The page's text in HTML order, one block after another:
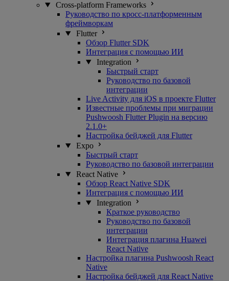
Cross-platform Frameworks
Руководство по кросс-платформенным
фреймворкам
Flutter
Обзор Flutter SDK
Интеграция с помощью ИИ
Integration
Быстрый старт
Руководство по базовой
интеграции
Live Activity для iOS в проекте Flutter
Известные проблемы при миграции
Pushwoosh Flutter Plugin на версию
2.1.0+
Настройка бейджей для Flutter
Expo
Быстрый старт
Руководство по базовой интеграции
React Native
Обзор React Native SDK
Интеграция с помощью ИИ
Integration
Краткое руководство
Руководство по базовой
интеграции
Интеграция плагина Huawei
React Native
Настройка плагина Pushwoosh React
Native
Настройка бейджей для React Native